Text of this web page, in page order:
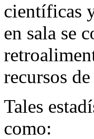
científicas
en sala se
recursos
Tales
como: